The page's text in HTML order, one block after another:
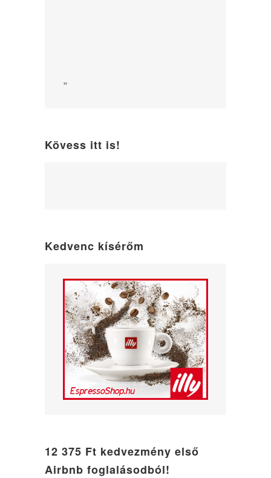
"
Kövess itt is!
Kedvenc kísérőm
12 375 Ft kedvezmény első
Airbnb foglalásodból!